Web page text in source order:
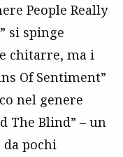
People Really
si spinge
chitarre, ma i
Of Sentiment”
nel genere
The Blind” – un
pochi